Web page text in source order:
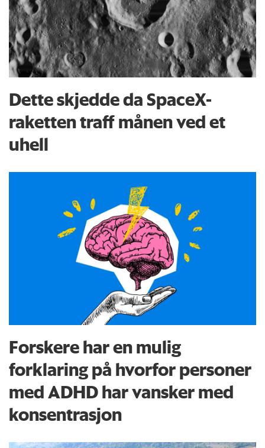
Dette skjedde da SpaceX-
raketten traff månen ved et
uhell
Forskere har en mulig
forklaring på hvorfor personer
med ADHD har vansker med
konsentrasjon